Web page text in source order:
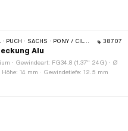
· SACHS · PONY / CILO (BETA 521 & 512) 38707
Alu
· Gewindeart: FG34.8 (1.37" 24G) · Ø
14 mm · Gewindetiefe: 12.5 mm